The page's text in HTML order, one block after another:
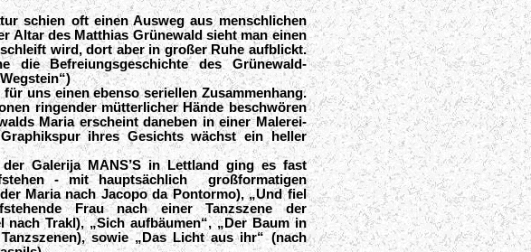
schien oft einen Ausweg aus menschlichen
Altar des Matthias Grünewald sieht man einen
wird, dort aber in großer Ruhe aufblickt.
die Befreiungsgeschichte des Grünewald-
uns einen ebenso seriellen Zusammenhang.
ringender mütterlicher Hände beschwören
Maria erscheint daneben in einer Malerei-
ihres Gesichts wächst ein heller
Galerija MANS’S in Lettland ging es fast
- mit hauptsächlich
großformatigen
Maria nach Jacopo da Pontormo), „Und fiel
Frau nach einer Tanzszene der
Trakl), „Sich aufbäumen“, „Der Baum in
sowie „Das Licht aus ihr“ (nach